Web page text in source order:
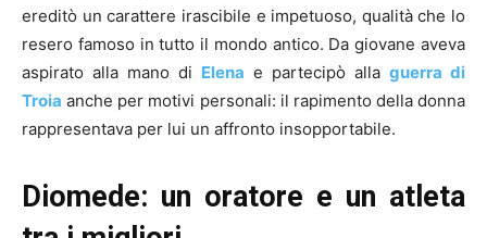
ereditò un carattere irascibile e impetuoso, qualità che lo
resero famoso in tutto il mondo antico. Da giovane aveva
aspirato alla mano di Elena e partecipò alla guerra di
Troia anche per motivi personali: il rapimento della donna
rappresentava per lui un affronto insopportabile.
Diomede: un oratore e un atleta